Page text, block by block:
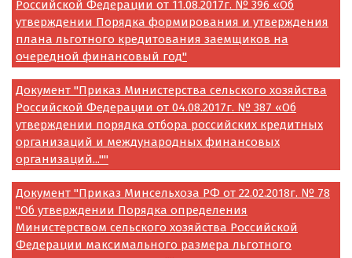
Российской Федерации от 11.08.2017г. № 396 «Об
утверждении Порядка формирования и утверждения
плана льготного кредитования заемщиков на
очередной финансовый год"
Документ "Приказ Министерства сельского хозяйства
Российской Федерации от 04.08.2017г. № 387 «Об
утверждении порядка отбора российских кредитных
организаций и международных финансовых
организаций...""
Документ "Приказ Минсельхоза РФ от 22.02.2018г. № 78
"Об утверждении Порядка определения
Министерством сельского хозяйства Российской
Федерации максимального размера льготного